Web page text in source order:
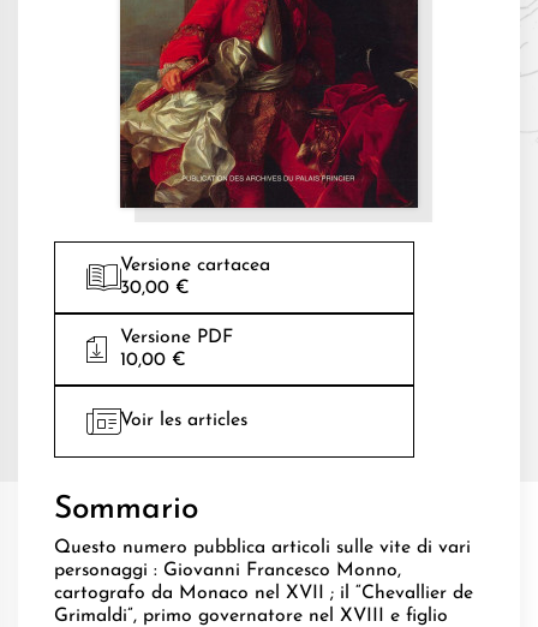
Versione cartacea
30,00 €
Versione PDF
10,00 €
Voir les articles
Sommario
Questo numero pubblica articoli sulle vite di vari
personaggi : Giovanni Francesco Monno,
cartografo da Monaco nel XVII ; il “Chevallier de
Grimaldi”, primo governatore nel XVIII e figlio